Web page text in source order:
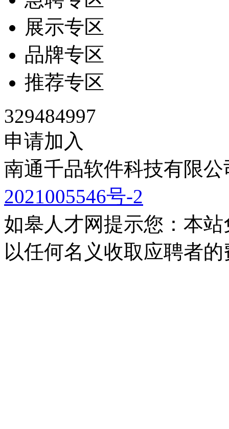
展示专区
品牌专区
推荐专区
329484997
申请加入
南通千品软件科技有限
2021005546号-2
如皋人才网提示您：本
以任何名义收取应聘者